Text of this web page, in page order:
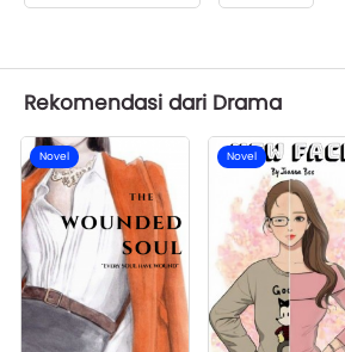
Rekomendasi dari Drama
Novel Novel